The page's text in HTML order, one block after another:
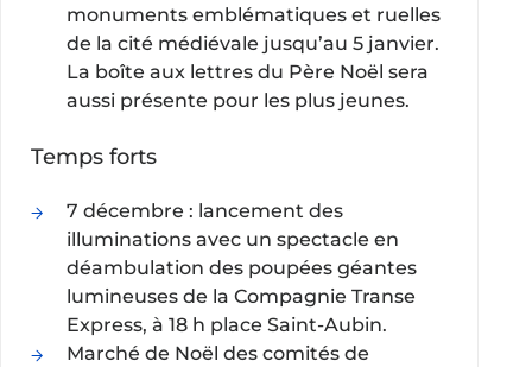
monuments emblématiques et ruelles
de la cité médiévale jusqu’au 5 janvier.
La boîte aux lettres du Père Noël sera
aussi présente pour les plus jeunes.
Temps forts
7 décembre : lancement des
illuminations avec un spectacle en
déambulation des poupées géantes
lumineuses de la Compagnie Transe
Express, à 18 h place Saint-Aubin.
Marché de Noël des comités de